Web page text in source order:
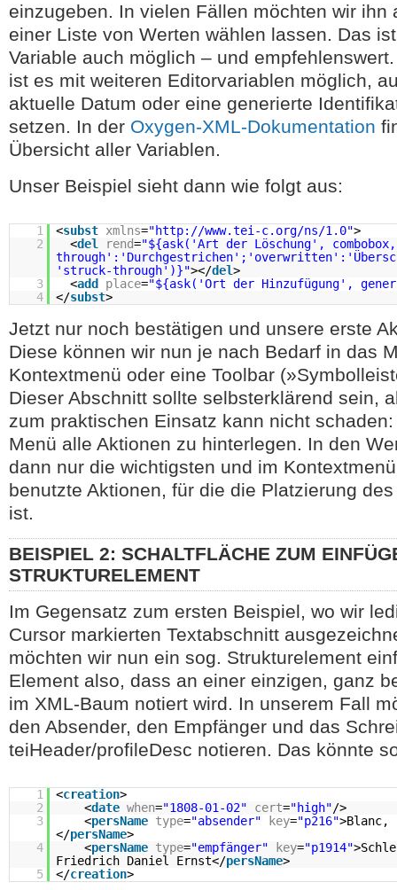
einzugeben. In vielen Fällen möchten wir ihn
einer Liste von Werten wählen lassen. Das
Variable auch möglich – und
ist es mit weiteren Editorvariablen möglich,
aktuelle Datum oder eine generierte
setzen. In der Oxygen-XML-Dokumentation
Übersicht aller Variablen.
Unser Beispiel sieht dann wie folgt aus:
1 <subst xmlns="http://www.tei-c.org/ns/1.0">
2
<del rend="${ask('Art der Löschung',
'struck-through')}"></del>
3
<add place="${ask('Ort der Hinzufügung',
4
</subst>
Jetzt nur noch bestätigen und unsere erste
Diese können wir nun je nach Bedarf in das
Kontextmenü oder eine Toolbar
Dieser Abschnitt sollte selbsterklärend sein,
zum praktischen Einsatz kann nicht
Menü alle Aktionen zu hinterlegen. In den
dann nur die wichtigsten und im
benutzte Aktionen, für die die Platzierung
ist.
BEISPIEL 2: SCHALTFLÄCHE ZUM
STRUKTURELEMENT
Im Gegensatz zum ersten Beispiel, wo wir
Cursor markierten Textabschnitt
möchten wir nun ein sog. Strukturelement
Element also, dass an einer einzigen, ganz
im XML-Baum notiert wird. In unserem Fall
den Absender, den Empfänger und das
teiHeader/profileDesc notieren. Das könnte
1 <creation>
2
<date when="1808-01-02" cert="high"/>
3
<persName type="absender" key="p216">Blanc,
</persName>
4
<persName type="empfänger" key="p1914"
Friedrich Daniel Ernst</persName>
5
</creation>